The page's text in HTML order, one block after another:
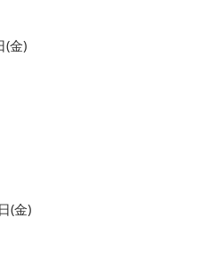
(金)
(金)